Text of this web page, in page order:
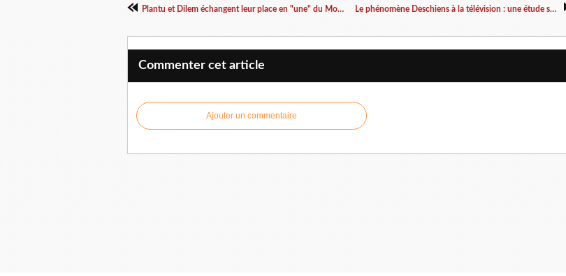
Plantu et Dilem échangent leur place en "une" du Monde et du quotidien algérien Liberté Le phénomène Deschiens à la télévision : une étude savante sur une émission désopilante
Commenter cet article
Ajouter un commentaire